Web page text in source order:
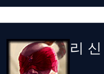
리 신